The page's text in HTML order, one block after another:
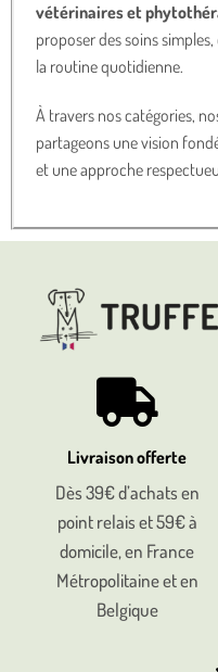
vétérinaires et
proposer des soins
la routine quotidienne.
À travers nos catégories,
partageons une vision
et une approche
Livraison offerte
Dès 39€ d’achats en
point relais et 59€ à
domicile, en France
Métropolitaine et en
Belgique